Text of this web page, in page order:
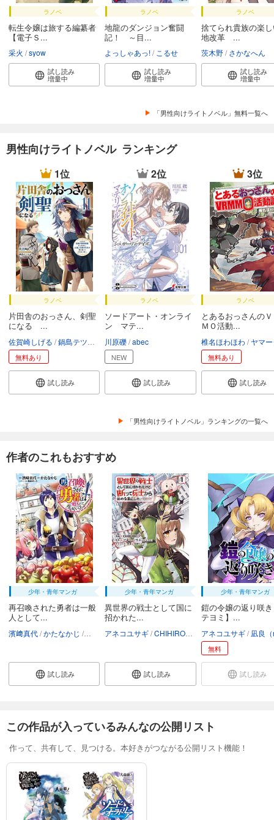
ラノベ
転生令嬢は旅する編纂者
【電子Ｓ...
采火 syow
試し読み
増量中
ラノベ
地龍のダンジョン奮闘
記！ ～目...
よっしゃあっ! こるせ
試し読み
増量中
ラノベ
捨てられ貴族の楽
地改革 ...
茨木野 さかなへん
試し読み
増量中
「男性向けライトノベル」無料一覧へ
男性向けライトノベル ランキング
1位
ラノベ
片田舎のおっさん、剣聖
になる ...
佐賀崎しげる 鍋島テツヒロ
無料あり
試し読み
2位
ラノベ
ソードアート・オンライ
ン マテ...
川原礫 abec
NEW
試し読み
3位
ラノベ
とあるおっさんの
ＭＯ活動...
椎名ほわほわ ヤマ
無料あり
試し読み
「男性向けライトノベル」ランキングの一覧へ
作者のこれもおすすめ
少年・青年マンガ
再召喚された勇者は一般
人として...
濱﨑真代 かたなかじ 弥南せいら
試し読み
少年・青年マンガ
異世界の戦士として国に
招かれた...
アネコユサギ CHIHIRO 成瀬ちさと
試し読み
少年・青年マンガ
鎧の令嬢の返り咲
テヨミ】...
アネコユサギ 凪良（
無料
試し読み
この作品が入っているみんなの公開リスト
作って、共有して、見つける。本好きがつながる公開リスト機能！